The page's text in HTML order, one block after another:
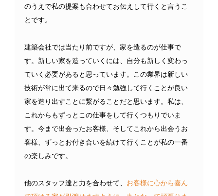
のうえで私の提案も合わせてお伝えして行くと言うこ
とです。
建築会社では当たり前ですが、家を造るのが仕事で
す。新しい家を造っていくには、自分も新しく変わっ
ていく必要があると思っています。この業界は新しい
技術が常に出て来るので日々勉強して行くことが良い
家を造り出すことに繋がることだと思います。私は、
これからもずっとこの仕事をして行くつもりでいま
す。今まで出会ったお客様、そしてこれから出会うお
客様、ずっとお付き合いを続けて行くことが私の一番
の楽しみです。
他のスタッフ達と力を合わせて、 お客様に心から喜ん